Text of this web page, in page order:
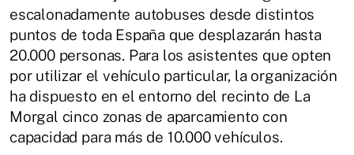
escalonadamente autobuses desde distintos
puntos de toda España que desplazarán hasta
20.000 personas. Para los asistentes que opten
por utilizar el vehículo particular, la organización
ha dispuesto en el entorno del recinto de La
Morgal cinco zonas de aparcamiento con
capacidad para más de 10.000 vehículos.